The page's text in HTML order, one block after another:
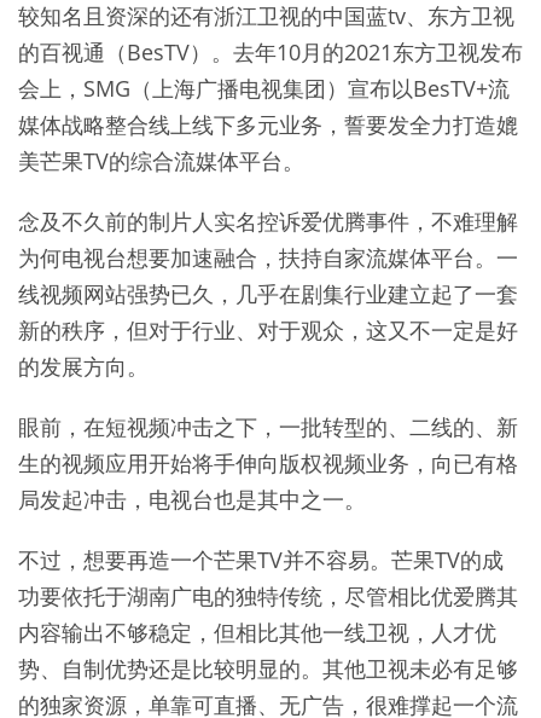
较知名且资深的还有浙江卫视的中国蓝tv、东方卫视
的百视通（BesTV）。去年10月的2021东方卫视发布
会上，SMG（上海广播电视集团）宣布以BesTV+流
媒体战略整合线上线下多元业务，誓要发全力打造媲
美芒果TV的综合流媒体平台。
念及不久前的制片人实名控诉爱优腾事件，不难理解
为何电视台想要加速融合，扶持自家流媒体平台。一
线视频网站强势已久，几乎在剧集行业建立起了一套
新的秩序，但对于行业、对于观众，这又不一定是好
的发展方向。
眼前，在短视频冲击之下，一批转型的、二线的、新
生的视频应用开始将手伸向版权视频业务，向已有格
局发起冲击，电视台也是其中之一。
不过，想要再造一个芒果TV并不容易。芒果TV的成
功要依托于湖南广电的独特传统，尽管相比优爱腾其
内容输出不够稳定，但相比其他一线卫视，人才优
势、自制优势还是比较明显的。其他卫视未必有足够
的独家资源，单靠可直播、无广告，很难撑起一个流